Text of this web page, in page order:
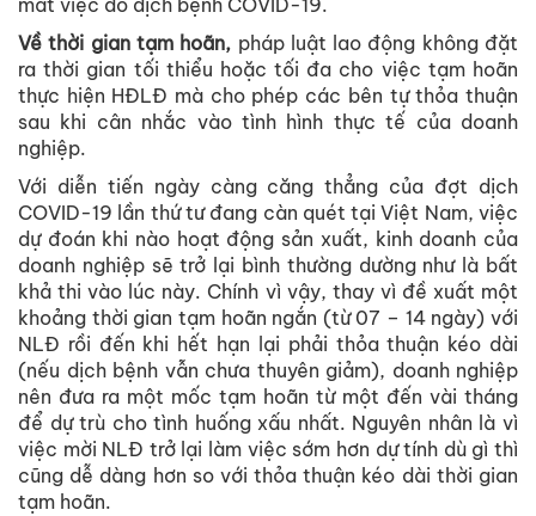
mất việc do dịch bệnh COVID-19.
Về thời gian tạm hoãn, pháp luật lao động không đặt
ra thời gian tối thiểu hoặc tối đa cho việc tạm hoãn
thực hiện HĐLĐ mà cho phép các bên tự thỏa thuận
sau khi cân nhắc vào tình hình thực tế của doanh
nghiệp.
Với diễn tiến ngày càng căng thẳng của đợt dịch
COVID-19 lần thứ tư đang càn quét tại Việt Nam, việc
dự đoán khi nào hoạt động sản xuất, kinh doanh của
doanh nghiệp sẽ trở lại bình thường dường như là bất
khả thi vào lúc này. Chính vì vậy, thay vì đề xuất một
khoảng thời gian tạm hoãn ngắn (từ 07 – 14 ngày) với
NLĐ rồi đến khi hết hạn lại phải thỏa thuận kéo dài
(nếu dịch bệnh vẫn chưa thuyên giảm), doanh nghiệp
nên đưa ra một mốc tạm hoãn từ một đến vài tháng
để dự trù cho tình huống xấu nhất. Nguyên nhân là vì
việc mời NLĐ trở lại làm việc sớm hơn dự tính dù gì thì
cũng dễ dàng hơn so với thỏa thuận kéo dài thời gian
tạm hoãn.